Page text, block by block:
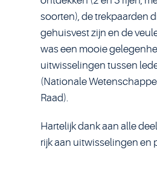
soorten), de trekpaarden
gehuisvest zijn en de
was een mooie
uitwisselingen tussen
(Nationale
Raad).
Hartelijk dank aan alle
rijk aan uitwisselingen en